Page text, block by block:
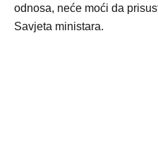
odnosa, neće moći da
Savjeta ministara.